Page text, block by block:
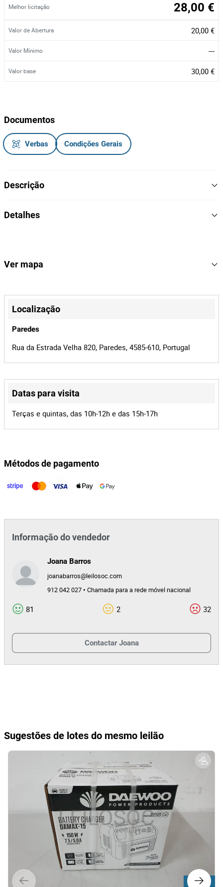
Melhor licitação 28,00 €
Valor de Abertura 20,00 €
Valor Mínimo ---
Valor base 30,00 €
Documentos
Verbas Condições Gerais
Descrição
Marca: Daewoo
Detalhes
Referência
Id do leilão 42405
Id do lote
Ver mapa
+
−
Leaflet ©OpenStreetMap
Localização
Paredes
Rua da Estrada Velha 820, Paredes, 4585-610, Portugal
Datas para visita
Terças e quintas, das 10h-12h e das 15h-17h
Métodos de pagamento
Informação do vendedor
Joana Barros
joanabarros@leilosoc.com
912 042 027 • Chamada para a rede móvel nacional
81 2 32
Contactar Joana
Sugestões de lotes do mesmo leilão
Lote 514